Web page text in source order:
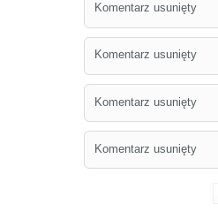
Komentarz usunięty
Komentarz usunięty
Komentarz usunięty
Komentarz usunięty